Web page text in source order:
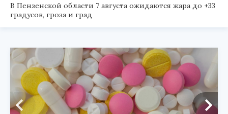
В Пензенской области 7 августа ожидаются жара до +33
градусов, гроза и град